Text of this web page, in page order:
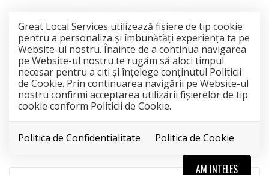
Great Local Services utilizează fişiere de tip cookie
pentru a personaliza și îmbunătăți experiența ta pe
Website-ul nostru. Înainte de a continua navigarea
pe Website-ul nostru te rugăm să aloci timpul
necesar pentru a citi și înțelege conținutul Politicii
de Cookie. Prin continuarea navigării pe Website-ul
nostru confirmi acceptarea utilizării fişierelor de tip
cookie conform Politicii de Cookie.
Politica de Confidentialitate Politica de Cookie
AM INTELES